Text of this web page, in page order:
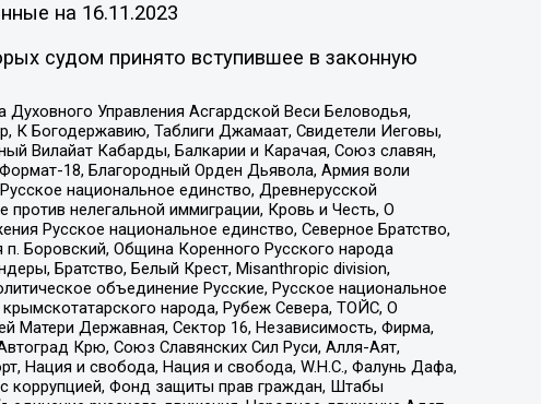
на 16.11.2023
судом принято вступившее в законную
Управления Асгардской Веси Беловодья,
К Богодержавию, Таблиги Джамаат, Свидетели Иеговы,
Вилайат Кабарды, Балкарии и Карачая, Союз славян,
18, Благородный Орден Дьявола, Армия воли
национальное единство, Древнерусской
нелегальной иммиграции, Кровь и Честь, О
Русское национальное единство, Северное Братство,
Боровский, Община Коренного Русского народа
Братство, Белый Крест, Misanthropic division,
объединение Русские, Русское национальное
народа, Рубеж Севера, ТОЙС, О
Матери Державная, Сектор 16, Независимость, Фирма,
Крю, Союз Славянских Сил Руси, Алля-Аят,
Нация и свобода, Нация и свобода, W.H.С., Фалунь Дафа,
коррупцией, Фонд защиты прав граждан, Штабы